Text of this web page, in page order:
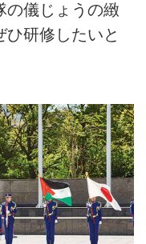
の儀じょうの緻
研修したいと